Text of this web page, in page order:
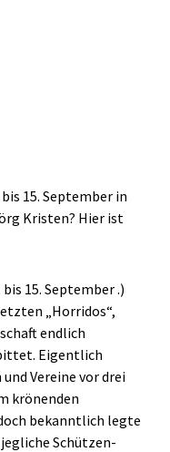
15. September in
Kristen? Hier ist
15. September .)
„Horridos“,
endlich
Eigentlich
Vereine vor drei
krönenden
bekanntlich legte
Schützen-